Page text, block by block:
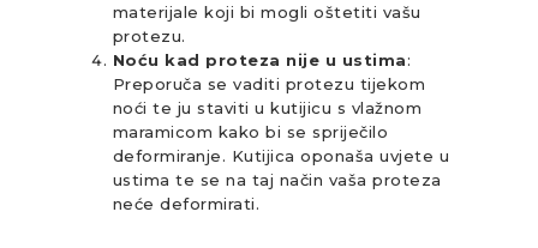
materijale koji bi mogli oštetiti vašu
protezu.
Noću kad proteza nije u ustima:
Preporuča se vaditi protezu tijekom
noći te ju staviti u kutijicu s vlažnom
maramicom kako bi se spriječilo
deformiranje. Kutijica oponaša uvjete u
ustima te se na taj način vaša proteza
neće deformirati.